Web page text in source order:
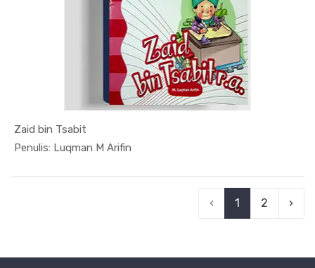
Zaid bin Tsabit
Penulis: Luqman M ArifinIn Sosial ...
‹ 1 2 ›